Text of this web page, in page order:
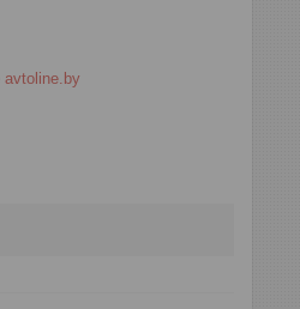
avtoline.by